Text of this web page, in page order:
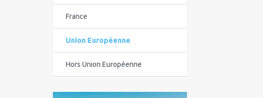
France
Union Européenne
Hors Union Européenne